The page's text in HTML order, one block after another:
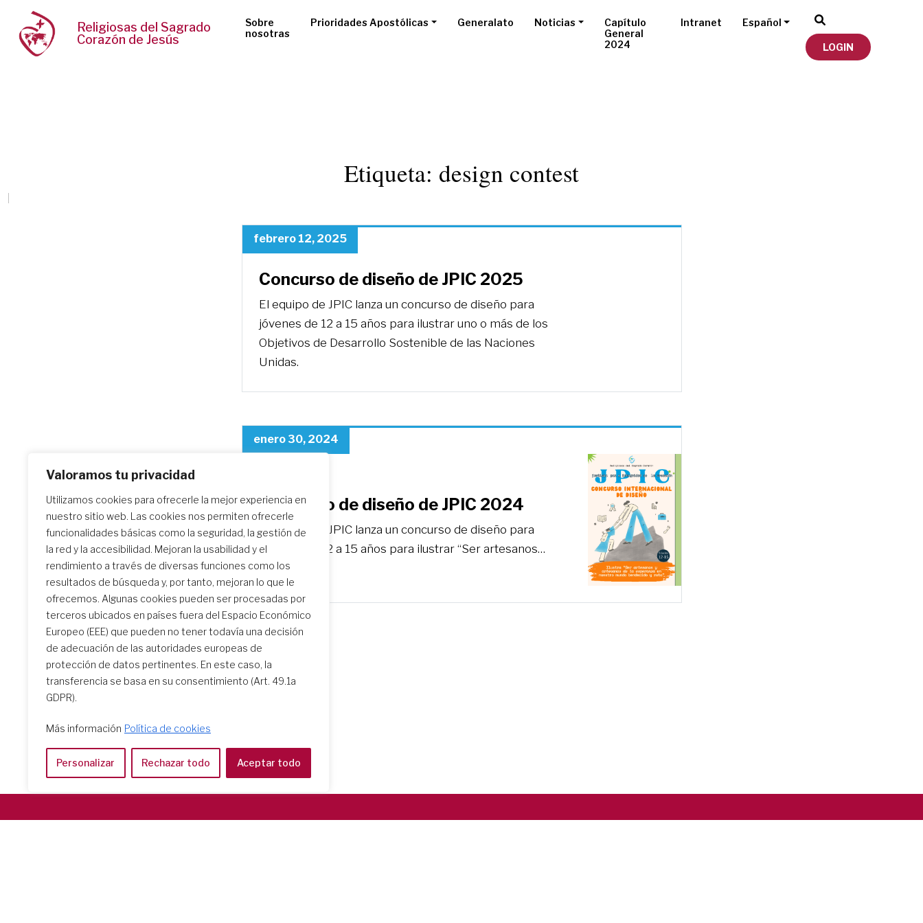
Valoramos tu privacidad
Utilizamos cookies para ofrecerle la mejor experiencia en
nuestro sitio web. Las cookies nos permiten ofrecerle
funcionalidades básicas como la seguridad, la gestión de
la red y la accesibilidad. Mejoran la usabilidad y el
rendimiento a través de diversas funciones como los
resultados de búsqueda y, por tanto, mejoran lo que le
ofrecemos. Algunas cookies pueden ser procesadas por
terceros ubicados en países fuera del Espacio Económico
Europeo (EEE) que pueden no tener todavía una decisión
de adecuación de las autoridades europeas de
protección de datos pertinentes. En este caso, la
transferencia se basa en su consentimiento (Art. 49.1a
GDPR).
Más información Política de cookies
Personalizar Rechazar todo Aceptar todo
Religiosas del Sagrado
Corazón de Jesús
Sobre
nosotras
Prioridades Apostólicas Generalato Noticias
Capítulo
General
2024
Intranet Español
LOGIN
Etiqueta: design contest
febrero 12, 2025
Concurso de diseño de JPIC 2025
El equipo de JPIC lanza un concurso de diseño para
jóvenes de 12 a 15 años para ilustrar uno o más de los
Objetivos de Desarrollo Sostenible de las Naciones
Unidas.
enero 30, 2024
Concurso de diseño de JPIC 2024
El equipo de JPIC lanza un concurso de diseño para
jóvenes de 12 a 15 años para ilustrar “Ser artesanos…